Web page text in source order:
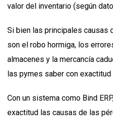
valor del inventario (según
Si bien las principales causas
son el robo hormiga, los
almacenes y la mercancía
las pymes saber con
Con un sistema como Bind
exactitud las causas de las